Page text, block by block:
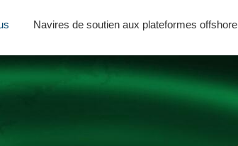
Navires de soutien aux plateformes offshore